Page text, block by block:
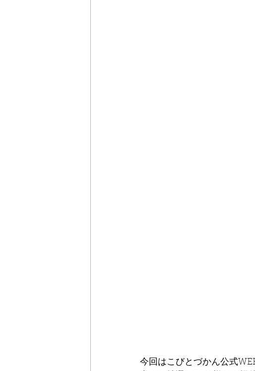
今回はこびとづかん公式